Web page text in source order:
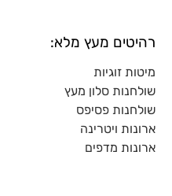
רהיטים מעץ מלא:
מיטות זוגיות
שולחנות סלון מעץ
שולחנות פסיפס
ארונות ויטרינה
ארונות מדפים